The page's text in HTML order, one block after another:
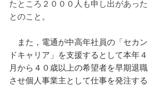
たところ２０００人も申し出があった
とのこと 。
また，電通が中高年社員の「セカン
ドキャリア」を支援するとして本年４
月から４０歳以上の希望者を早期退職
させ個人事業主として仕事を発注する